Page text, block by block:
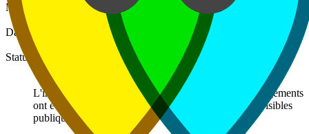
Marque
Comtesse du Barry
Q17176547
Date
03/07/2026 07:29:31
Statut
Succès
L'intégration s'est déroulée avec succès. Tous les changements
ont été envoyés à OpenStreetMap et sont désormais visibles
publiquement.